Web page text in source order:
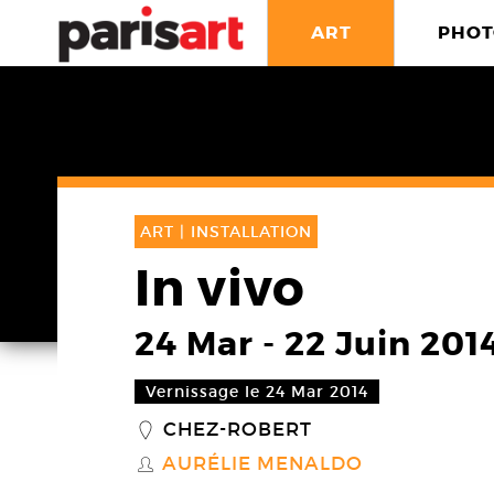
ART
ART | INSTALLATION
In vivo
24 Mar - 22 Juin
Vernissage le 24 Mar 2014
_ CHEZ-ROBERT
S AURÉLIE MENALDO